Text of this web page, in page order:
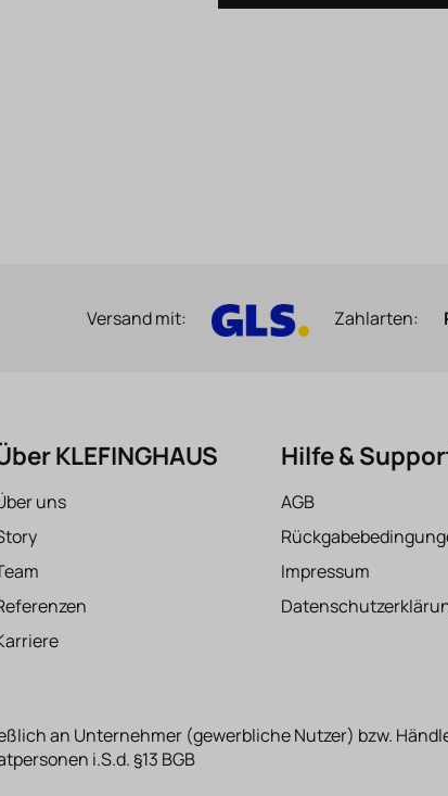
Versand mit: Zahlarten:
KLEFINGHAUS
uns
Hilfe &
AGB
Impressum
an Unternehmer (gewerbliche Nutzer) bzw.
i.S.d. §13 BGB